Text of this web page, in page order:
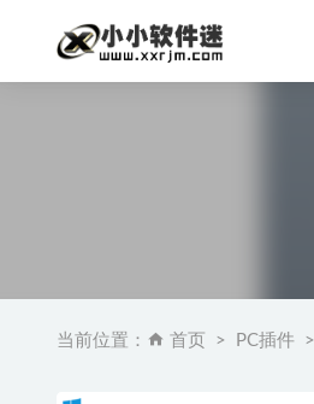
当前位置： 首页 PC插件